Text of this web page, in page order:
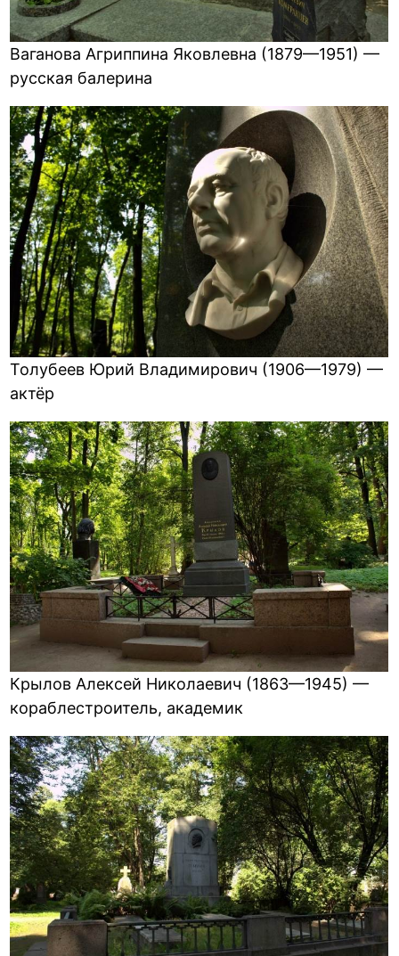
Ваганова Агриппина Яковлевна (1879—1951) —
русская балерина
Толубеев Юрий Владимирович (1906—1979) —
актёр
Крылов Алексей Николаевич (1863—1945) —
кораблестроитель, академик